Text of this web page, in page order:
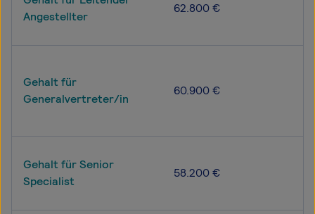
Angestellter
62.800 €
Gehalt für
Generalvertreter/in
60.900 €
Gehalt für Senior
Specialist
58.200 €